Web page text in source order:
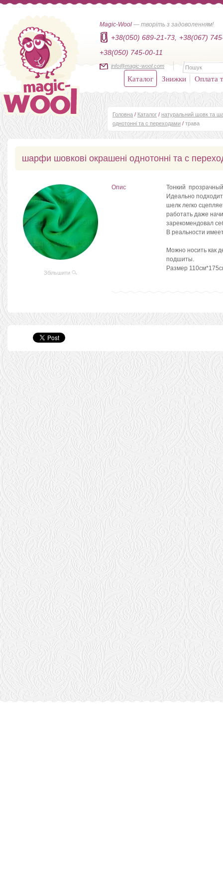
Magic-Wool — творіть з задоволенням!
+38(050) 689-21-73,
+38(067)
+38(050) 745-00-11
info@magic-wool.com
Каталог Знижки Оплата
Головна / Каталог / натуральний шовк та
однотонні та с переходами / трава
шарфи шовкові окрашені однотонні та с
Збільшити
Опис
Тонкий
Идеально
шелк легко
работать даже
зарекомендовал
В реальности
Можно носить как
подшиты.
Размер